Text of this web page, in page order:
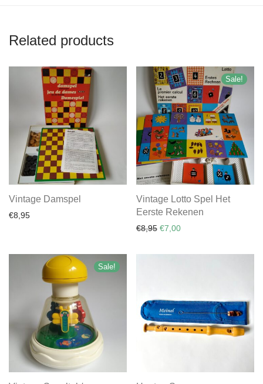
Related products
Vintage Damspel
€8,95
Sale!
Vintage Lotto Spel Het
Eerste Rekenen
€8,95 Original price was: €8,95.
€7,00Current price is:
Sale!